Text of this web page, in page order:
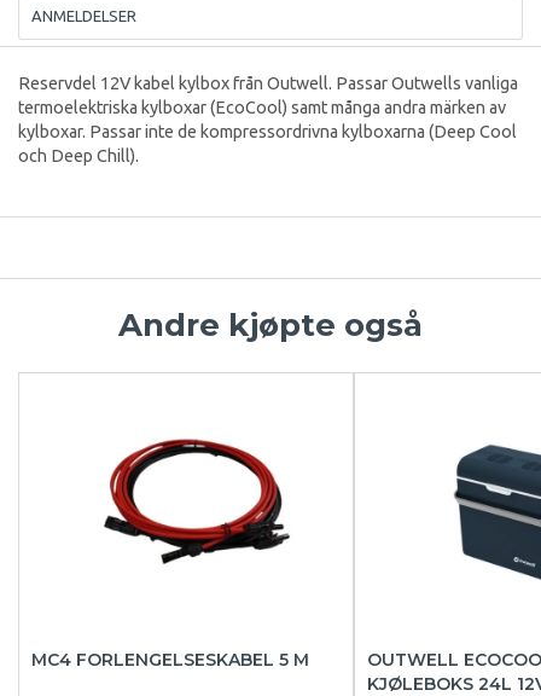
ANMELDELSER
Reservdel 12V kabel kylbox från Outwell. Passar Outwells vanliga
termoelektriska kylboxar (EcoCool) samt många andra märken av
kylboxar. Passar inte de kompressordrivna kylboxarna (Deep Cool
och Deep Chill).
Andre kjøpte også
MC4 FORLENGELSESKABEL 5 M
OUTWELL
KJØLEBOKS 24L